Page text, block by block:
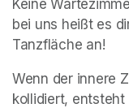
Keine
bei uns heißt es
Tanzfläche an!
Wenn der innere
kollidiert,